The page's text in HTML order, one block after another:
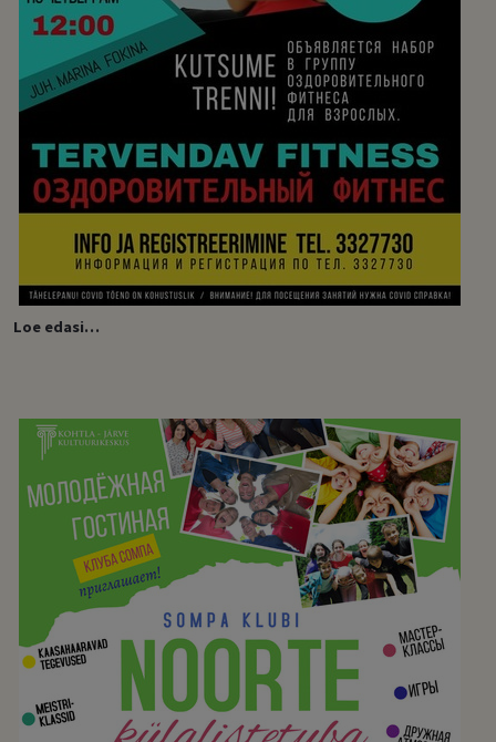
Loe edasi…